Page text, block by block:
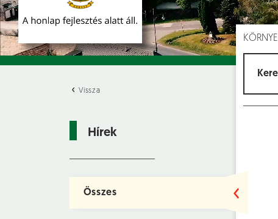
Vissza
Hírek
Összes
KÖRNYE